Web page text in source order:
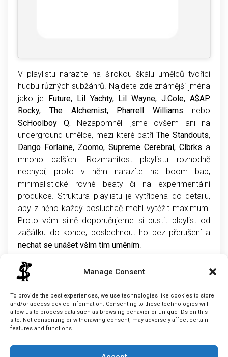
Manage Consent
To provide the best experiences, we use technologies like cookies to store
and/or access device information. Consenting to these technologies will
allow us to process data such as browsing behavior or unique IDs on this
site. Not consenting or withdrawing consent, may adversely affect certain
features and functions.
V playlistu narazíte na širokou škálu umělců tvořící
hudbu různých subžánrů. Najdete zde známější jména
jako je Future, Lil Yachty, Lil Wayne, J.Cole, A$AP
Rocky, The Alchemist, Pharrell Williams nebo
ScHoolboy Q. Nezapomněli jsme ovšem ani na
underground umělce, mezi které patříThe Standouts,
Dango Forlaine, Zoomo, Supreme Cerebral, Clbrks a
mnoho dalších. Rozmanitost playlistu rozhodně
nechybí, proto v něm narazíte na boom bap,
minimalistické rovné beaty či na experimentální
produkce. Struktura playlistu je vytříbena do detailu,
aby z něho každý posluchač mohl vytěžit maximum.
Proto vám silně doporučujeme si pustit playlist od
začátku do konce, poslechnout ho bez přerušení a
nechat se unášet vším tím uměním